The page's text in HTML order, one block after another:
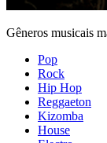
Gêneros musicais
Pop
Rock
Hip Hop
Reggaeton
Kizomba
House